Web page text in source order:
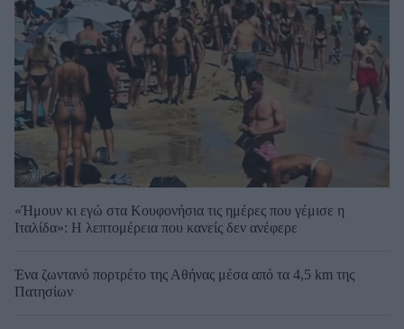
«Ήμουν κι εγώ στα Κουφονήσια τις ημέρες που γέμισε η
Ιταλίδα»: Η λεπτομέρεια που κανείς δεν ανέφερε
Ένα ζωντανό πορτρέτο της Αθήνας μέσα από τα 4,5 km της
Πατησίων